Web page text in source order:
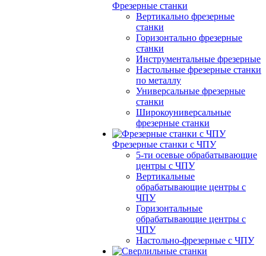
Фрезерные станки
Вертикально фрезерные
станки
Горизонтально фрезерные
станки
Инструментальные фрезерные
Настольные фрезерные станки
по металлу
Универсальные фрезерные
станки
Широкоуниверсальные
фрезерные станки
Фрезерные станки с ЧПУ
5-ти осевые обрабатывающие
центры с ЧПУ
Вертикальные
обрабатывающие центры с
ЧПУ
Горизонтальные
обрабатывающие центры с
ЧПУ
Настольно-фрезерные с ЧПУ